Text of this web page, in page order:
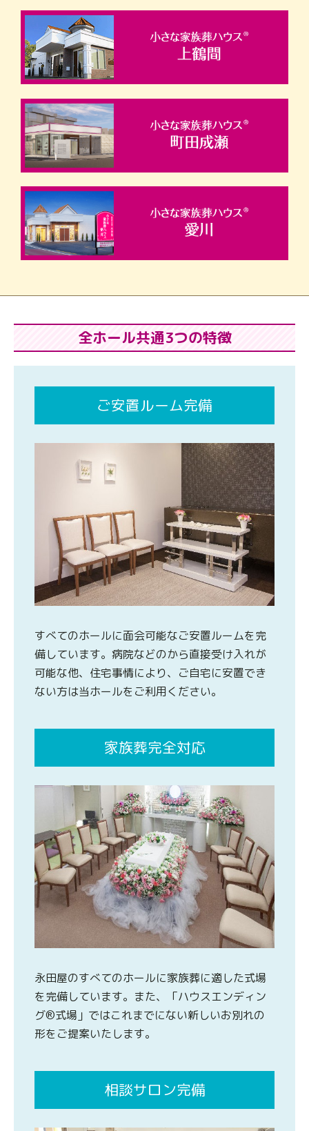
全ホール共通3つの特徴
ご安置ルーム完備
すべてのホールに面会可能なご安置ルームを完
備しています。病院などのから直接受け入れが
可能な他、住宅事情により、ご自宅に安置でき
ない方は当ホールをご利用ください。
家族葬完全対応
永田屋のすべてのホールに家族葬に適した式場
を完備しています。また、「ハウスエンディン
グ®式場」ではこれまでにない新しいお別れの
形をご提案いたします。
相談サロン完備